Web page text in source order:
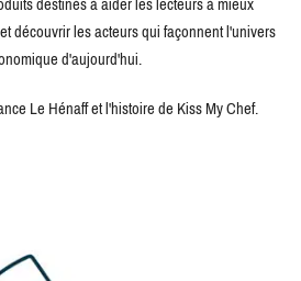
découvrir les acteurs qui façonnent l'univers
d'aujourd'hui.
Le Hénaff et l'histoire de Kiss My Chef.